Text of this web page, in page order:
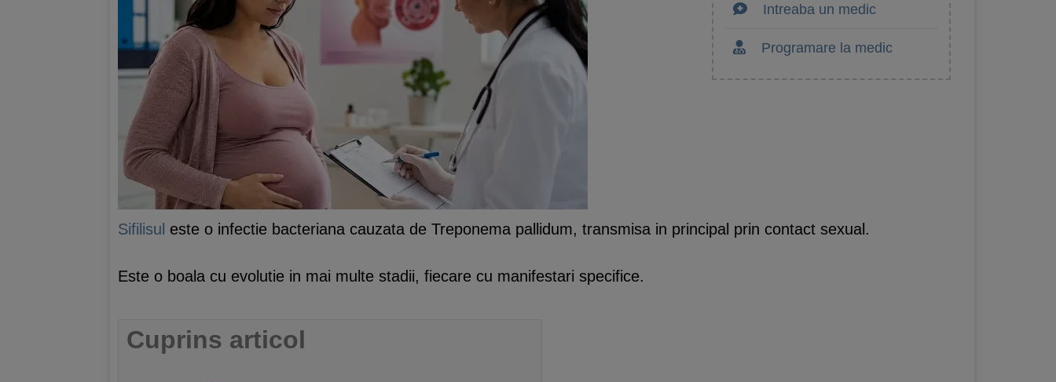
Intreaba un medic
Programare la medic
Sifilisul este o infectie bacteriana cauzata de Treponema pallidum, transmisa in principal prin contact sexual.
Este o boala cu evolutie in mai multe stadii, fiecare cu manifestari specifice.
Cuprins articol